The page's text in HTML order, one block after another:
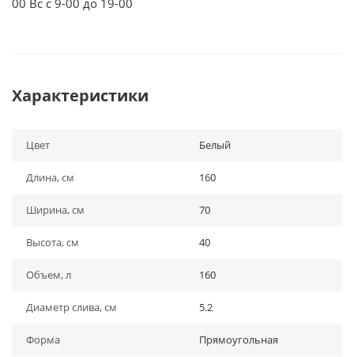
00 Вс с 9-00 до 19-00
Характеристики
Цвет Белый
Длина, см 160
Ширина, см 70
Высота, см 40
Объем, л 160
Диаметр слива, см 5.2
Форма Прямоугольная